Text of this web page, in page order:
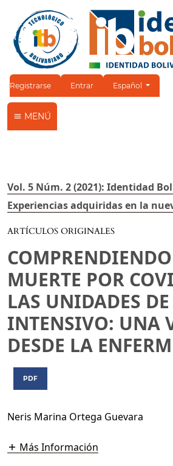
Registrarse Entrar Cambiar el
Español
MENÚ
Vol. 5 Núm. 2 (2021): Identidad
Experiencias adquiridas en la
ARTÍCULOS ORIGINALES
MUERTE POR
LAS UNIDADES
INTENSIVO: UNA
DESDE LA
PDF
Neris Marina Ortega Guevara
Más Información